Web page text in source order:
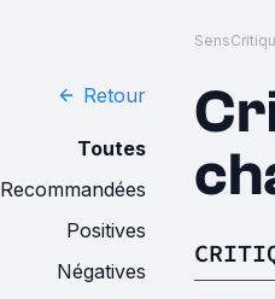
Retour
Toutes
Recommandées
Positives
Négatives